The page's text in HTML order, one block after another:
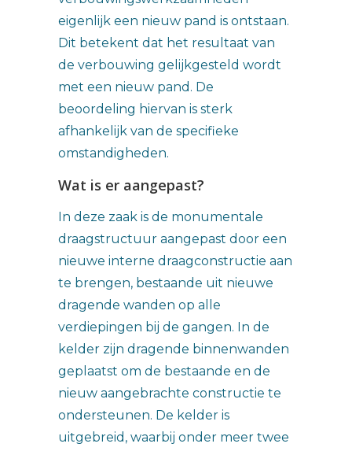
eigenlijk een nieuw pand is ontstaan.
Dit betekent dat het resultaat van
de verbouwing gelijkgesteld wordt
met een nieuw pand. De
beoordeling hiervan is sterk
afhankelijk van de specifieke
omstandigheden.
Wat is er aangepast?
In deze zaak is de monumentale
draagstructuur aangepast door een
nieuwe interne draagconstructie aan
te brengen, bestaande uit nieuwe
dragende wanden op alle
verdiepingen bij de gangen. In de
kelder zijn dragende binnenwanden
geplaatst om de bestaande en de
nieuw aangebrachte constructie te
ondersteunen. De kelder is
uitgebreid, waarbij onder meer twee